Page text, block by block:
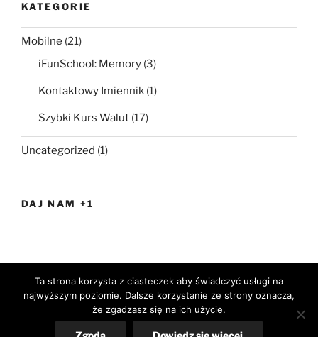
KATEGORIE
Mobilne (21)
iFunSchool: Memory (3)
Kontaktowy Imiennik (1)
Szybki Kurs Walut (17)
Uncategorized (1)
DAJ NAM +1
FacebookGoogle+
Polityka prywatności Dumnie wspierane przez WordPress
Ta strona korzysta z ciasteczek aby świadczyć usługi na
najwyższym poziomie. Dalsze korzystanie ze strony oznacza,
że zgadzasz się na ich użycie.